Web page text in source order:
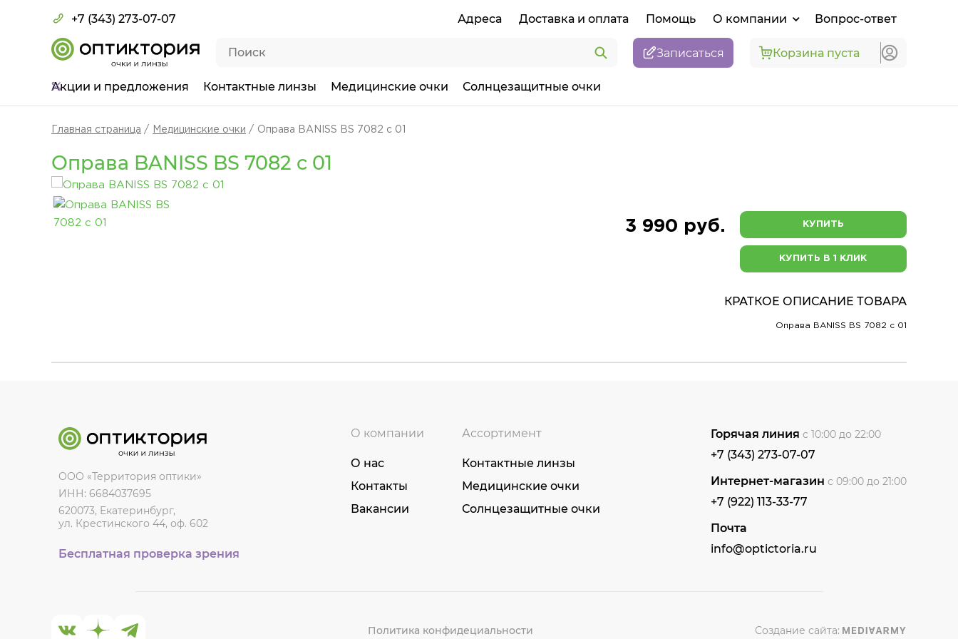
+7 (343) 273-07-07 Адреса Доставка и оплата Помощь О компании Вопрос-ответ
Записаться Корзина пуста
Акции и предложения Контактные линзы Медицинские очки Солнцезащитные очки
Главная страница Медицинские очки Оправа BANISS BS 7082 c 01
Оправа BANISS BS 7082 c 01
3 990 руб. КУПИТЬ
КУПИТЬ В 1 КЛИК
КРАТКОЕ ОПИСАНИЕ ТОВАРА
Оправа BANISS BS 7082 c 01
ООО «Территория оптики»
ИНН: 6684037695
620073, Екатеринбург,
ул. Крестинского 44, оф. 602
Бесплатная проверка зрения
О компании
О нас
Контакты
Вакансии
Ассортимент
Контактные линзы
Медицинские очки
Солнцезащитные очки
Горячая линия с 10:00 до 22:00
+7 (343) 273-07-07
Интернет-магазин с 09:00 до 21:00
+7 (922) 113-33-77
Почта
info@optictoria.ru
Политика конфидециальности Создание сайта: